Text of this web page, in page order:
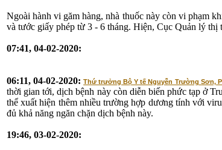
Ngoài hành vi găm hàng, nhà thuốc này còn vi phạm
và tước giấy phép từ 3 - 6 tháng. Hiện, Cục Quản lý
07:41, 04-02-2020:
06:11, 04-02-2020:Thứ trưởng Bộ Y tế Nguyễn Trường Sơn,
thời gian tới, dịch bệnh này còn diễn biến phức tạp ở
thể xuất hiện thêm nhiều trường hợp dương tính với
đủ khả năng ngăn chặn dịch bệnh này.
19:46, 03-02-2020: